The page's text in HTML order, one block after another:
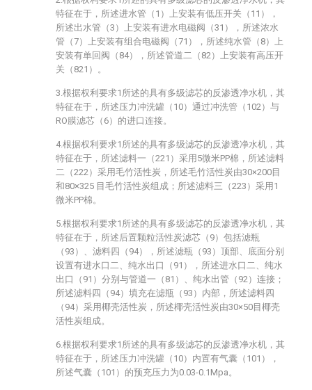
特征在于，所述进水管（1）上安装有低压开关（11），
所述出水管（3）上安装有进水电磁阀（31），所述浓水
管（7）上安装有组合电磁阀（71），所述纯水管（8）上
安装有单回阀（84），所述管道二（82）上安装有高压开
关（821）。
3.根据权利要求1所述的具有多级滤芯的反渗透净水机，其
特征在于，所述压力冲洗罐（10）通过冲洗管（102）与
RO膜滤芯（6）的进口连接。
4.根据权利要求1所述的具有多级滤芯的反渗透净水机，其
特征在于，所述滤料一（221）采用5微米PP棉，所述滤料
二（222）采用毛竹活性炭，所述毛竹活性炭由30×200目
和80×325 目毛竹活性炭组成；所述滤料三（223）采用1
微米PP棉。
5.根据权利要求1所述的具有多级滤芯的反渗透净水机，其
特征在于，所述后置颗粒活性炭滤芯（9）包括滤瓶
（93）、滤料四（94），所述滤瓶（93）顶部、底面分别
设置有进水口二、纯水出口（91），所述进水口二、纯水
出口（91）分别与管道一（81）、纯水出管（92）连接；
所述滤料四（94）填充在滤瓶（93）内部，所述滤料四
（94）采用椰壳活性炭，所述椰壳活性炭由30×50目椰壳
活性炭组成。
6.根据权利要求1所述的具有多级滤芯的反渗透净水机，其
特征在于，所述压力冲洗罐（10）内置有气囊（101），
所述气囊（101）的预充压力为0.03-0.1Mpa。